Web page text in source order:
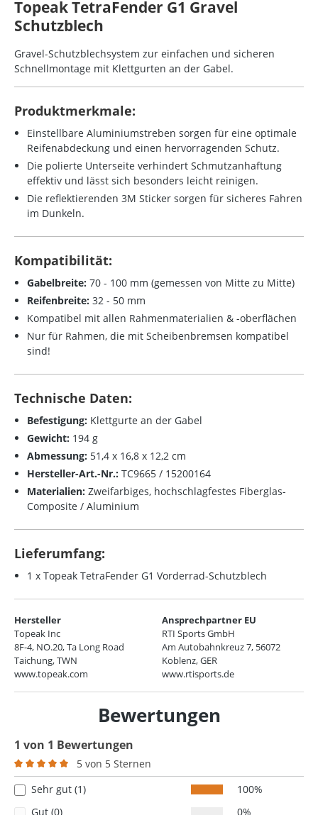
Topeak TetraFender G1 Gravel
Schutzblech
Gravel-Schutzblechsystem zur einfachen und sicheren
Schnellmontage mit Klettgurten an der Gabel.
Produktmerkmale:
Einstellbare Aluminiumstreben sorgen für eine optimale
Reifenabdeckung und einen hervorragenden Schutz.
Die polierte Unterseite verhindert Schmutzanhaftung
effektiv und lässt sich besonders leicht reinigen.
Die reflektierenden 3M Sticker sorgen für sicheres Fahren
im Dunkeln.
Kompatibilität:
Gabelbreite: 70 - 100 mm (gemessen von Mitte zu Mitte)
Reifenbreite: 32 - 50 mm
Kompatibel mit allen Rahmenmaterialien & -oberflächen
Nur für Rahmen, die mit Scheibenbremsen kompatibel
sind!
Technische Daten:
Befestigung: Klettgurte an der Gabel
Gewicht: 194 g
Abmessung: 51,4 x 16,8 x 12,2 cm
Hersteller-Art.-Nr.: TC9665 / 15200164
Materialien: Zweifarbiges, hochschlagfestes Fiberglas-
Composite / Aluminium
Lieferumfang:
1 x Topeak TetraFender G1 Vorderrad-Schutzblech
Hersteller
Topeak Inc
8F-4, NO.20, Ta Long Road
Taichung, TWN
www.topeak.com
Ansprechpartner EU
RTI Sports GmbH
Am Autobahnkreuz 7, 56072
Koblenz, GER
www.rtisports.de
Bewertungen
1 von 1 Bewertungen
Durchschnittliche Bewertung von 5 von 5 Sternen
5 von 5 Sternen
Sehr gut (1)
100%
Gut (0)
0%